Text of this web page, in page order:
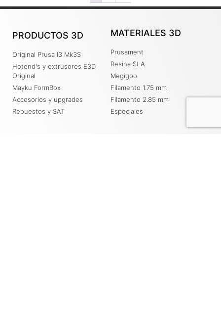
PRODUCTOS 3D
Original Prusa I3 Mk3S
Hotend's y extrusores E3D
Original
Mayku FormBox
Accesorios y upgrades
Repuestos y SAT
MATERIALES 3D
Prusament
Resina SLA
Megigoo
Filamento 1.75 mm
Filamento 2.85 mm
Especiales